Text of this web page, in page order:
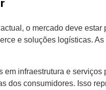
o mercado deve
e soluções logísticas.
em infraestrutura e
dos consumidores. Isso